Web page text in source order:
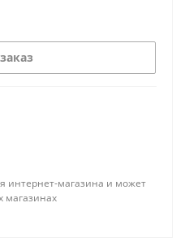
интернет-магазина и может
магазинах